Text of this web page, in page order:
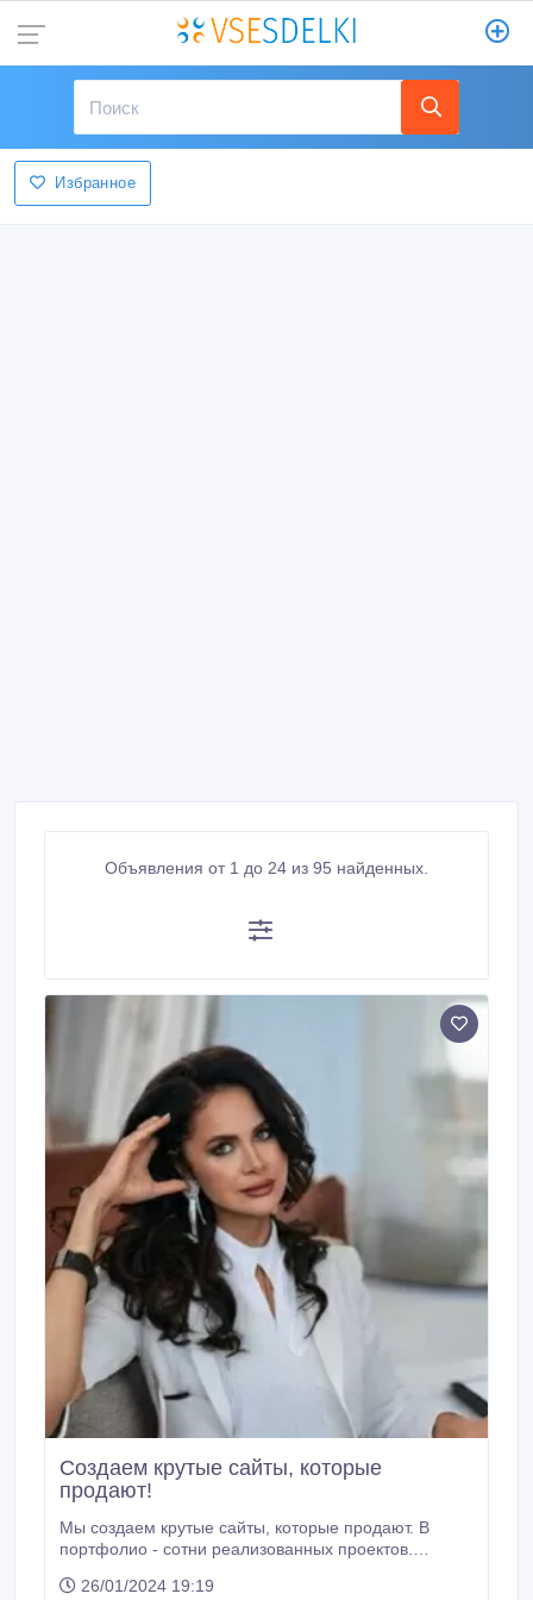
Избранное
Объявления от 1 до 24 из 95 найденных.
Создаем крутые сайты, которые
продают!
Мы создаем крутые сайты, которые продают. В
портфолио - сотни реализованных проектов.
сайт любой сложности - от лендинга до интернет-
26/01/2024 19:19